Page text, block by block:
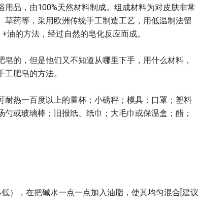
品，由100%天然材料制成。组成材料为对皮肤非常
药等，采用欧洲传统手工制造工艺，用低温制法留
的方法，经过自然的皂化反应而成。
的，但是他们又不知道从哪里下手，用什么材料，
肥皂的方法。
热一百度以上的量杯；小磅秤；模具；口罩；塑料
或玻璃棒；旧报纸、纸巾；大毛巾或保温盒；醋；
），在把碱水一点一点加入油脂，使其均匀混合[建议